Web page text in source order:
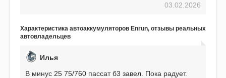
использования не было ни единой поломки,
EFB 75. Судя по характеристикам, он даже
превосходит предыдущую модель.
03.02.2026
Характеристика автоаккумуляторов Enrun, отзывы реальных
автовладельцев
Илья
В минус 25 75/760 пассат б3 завел. Пока радует.